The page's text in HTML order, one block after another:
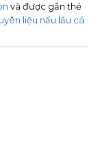
và được gắn thẻ
liệu nấu lẩu cá